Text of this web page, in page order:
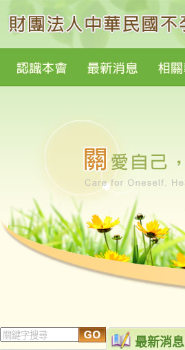
最新消息